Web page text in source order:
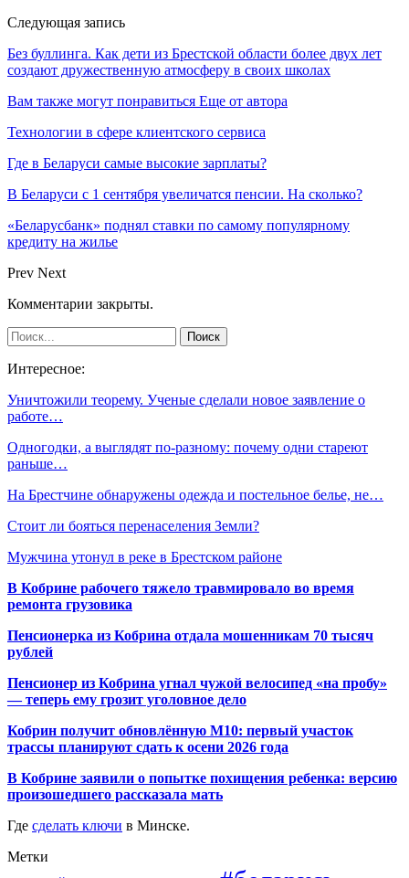
Следующая запись
Без буллинга. Как дети из Брестской области более двух лет
создают дружественную атмосферу в своих школах
Вам также могут понравиться Еще от автора
Технологии в сфере клиентского сервиса
Где в Беларуси самые высокие зарплаты?
В Беларуси с 1 сентября увеличатся пенсии. На сколько?
«Беларусбанк» поднял ставки по самому популярному
кредиту на жилье
Prev Next
Комментарии закрыты.
Интересное:
Уничтожили теорему. Ученые сделали новое заявление о
работе…
Одногодки, а выглядят по-разному: почему одни стареют
раньше…
На Брестчине обнаружены одежда и постельное белье, не…
Стоит ли бояться перенаселения Земли?
Мужчина утонул в реке в Брестском районе
В Кобрине рабочего тяжело травмировало во время
ремонта грузовика
Пенсионерка из Кобрина отдала мошенникам 70 тысяч
рублей
Пенсионер из Кобрина угнал чужой велосипед «на пробу»
— теперь ему грозит уголовное дело
Кобрин получит обновлённую М10: первый участок
трассы планируют сдать к осени 2026 года
В Кобрине заявили о попытке похищения ребенка: версию
произошедшего рассказала мать
Где сделать ключи в Минске.
Метки